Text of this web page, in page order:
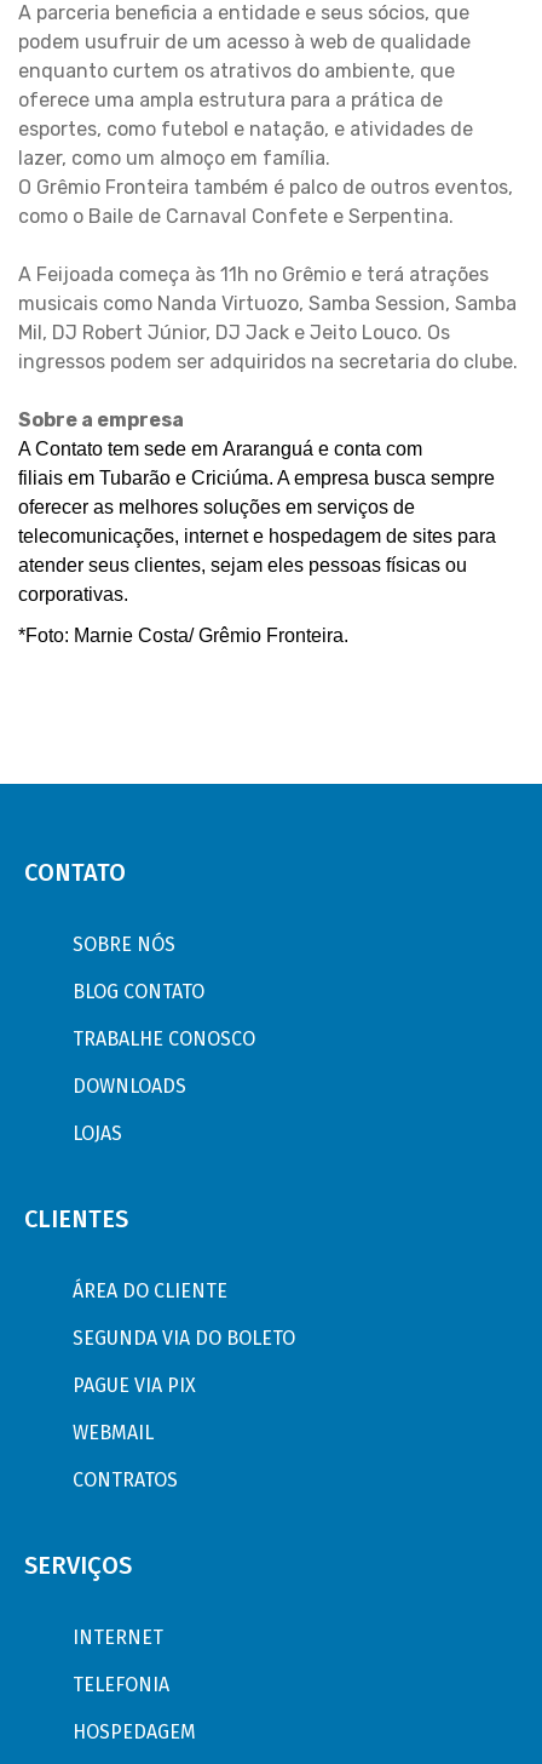
A parceria beneficia a entidade e seus sócios, que
podem usufruir de um acesso à web de qualidade
enquanto curtem os atrativos do ambiente, que
oferece uma ampla estrutura para a prática de
esportes, como futebol e natação, e atividades de
lazer, como um almoço em família.
O Grêmio Fronteira também é palco de outros eventos,
como o Baile de Carnaval Confete e Serpentina.
A Feijoada começa às 11h no Grêmio e terá atrações
musicais como Nanda Virtuozo, Samba Session, Samba
Mil, DJ Robert Júnior, DJ Jack e Jeito Louco. Os
ingressos podem ser adquiridos na secretaria do clube.
Sobre a empresa
A Contato tem sede em Araranguá e conta com
filiais em Tubarão e Criciúma. A empresa busca sempre
oferecer as melhores soluções em serviços de
telecomunicações, internet e hospedagem de sites para
atender seus clientes, sejam eles pessoas físicas ou
corporativas.
*Foto: Marnie Costa/ Grêmio Fronteira.
CONTATO
SOBRE NÓS
BLOG CONTATO
TRABALHE CONOSCO
DOWNLOADS
LOJAS
CLIENTES
ÁREA DO CLIENTE
SEGUNDA VIA DO BOLETO
PAGUE VIA PIX
WEBMAIL
CONTRATOS
SERVIÇOS
INTERNET
TELEFONIA
HOSPEDAGEM